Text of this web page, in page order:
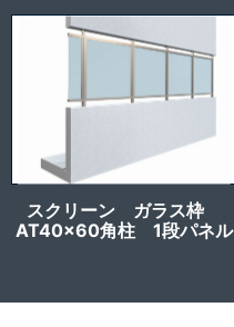
スクリーン ガラス枠
AT40x60角柱 1段パネル